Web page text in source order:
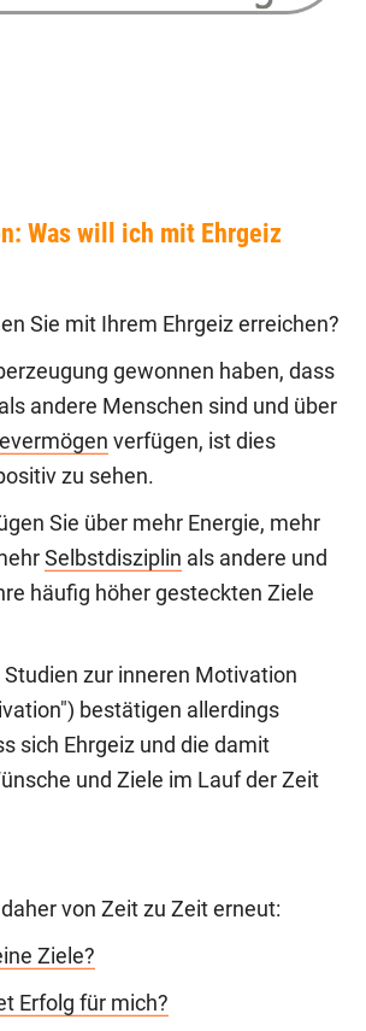
Was will ich mit Ehrgeiz
Sie mit Ihrem Ehrgeiz erreichen?
gewonnen haben, dass
andere Menschen sind und über
verfügen, ist dies
zu sehen.
Sie über mehr Energie, mehr
Selbstdisziplin als andere und
häufig höher gesteckten Ziele
zur inneren Motivation
bestätigen allerdings
sich Ehrgeiz und die damit
und Ziele im Lauf der Zeit
von Zeit zu Zeit erneut:
Ziele?
Erfolg für mich?